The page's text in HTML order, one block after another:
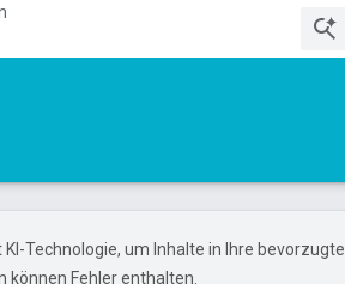
Technologie, um Inhalte in Ihre bevorzugte
können Fehler enthalten.